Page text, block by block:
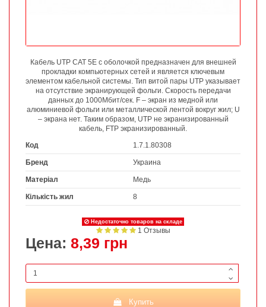
Кабель UTP CAT 5E с оболочкой предназначен для внешней
прокладки компьютерных сетей и является ключевым
элементом кабельной системы. Тип витой пары UTP указывает
на отсутствие экранирующей фольги. Скорость передачи
данных до 1000Мбит/сек. F – экран из медной или
алюминиевой фольги или металлической лентой вокруг жил; U
– экрана нет. Таким образом, UTP не экранизированный
кабель, FTP экранизированный.
Код
1.7.1.80308
Бренд Украина
Матеріал Медь
Кількість жил 8
Недостаточно товаров на складе
1 Отзывы
Цена: 8,39 грн
Купить